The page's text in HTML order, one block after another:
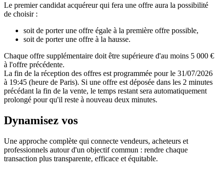
Le premier candidat acquéreur qui fera une offre aura la possibilité
de choisir :
soit de porter une offre égale à la première offre possible,
soit de porter une offre à la hausse.
Chaque offre supplémentaire doit être supérieure d'au moins 5 000 €
à l'offre précédente.
La fin de la réception des offres est programmée pour le 31/07/2026
à 19:45 (heure de Paris). Si une offre est déposée dans les 2 minutes
précédant la fin de la vente, le temps restant sera automatiquement
prolongé pour qu'il reste à nouveau deux minutes.
Dynamisez vos
Une approche complète qui connecte vendeurs, acheteurs et
professionnels autour d'un objectif commun : rendre chaque
transaction plus transparente, efficace et équitable.